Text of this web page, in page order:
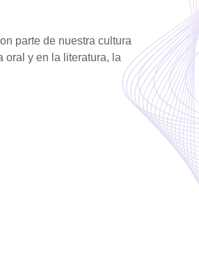
parte de nuestra cultura
oral y en la literatura, la